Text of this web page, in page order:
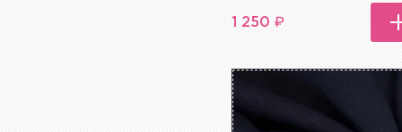
1 250₽